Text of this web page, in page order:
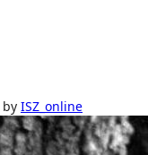
by ISZ_online